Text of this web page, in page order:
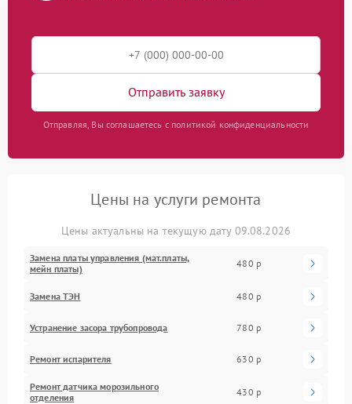
Отправить заявку
Отправляя, Вы соглашаетесь с политикой конфиденциальности
Цены на услуги ремонта
Цены актуальны на текущую дату 09.08.2026
Замена платы управления (мат.платы,
мейн платы)
480 р
Замена ТЭН 480 р
Устранение засора трубопровода 780 р
Ремонт испарителя 630 р
Ремонт датчика морозильного
отделения
430 р